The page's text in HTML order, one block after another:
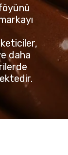
daha